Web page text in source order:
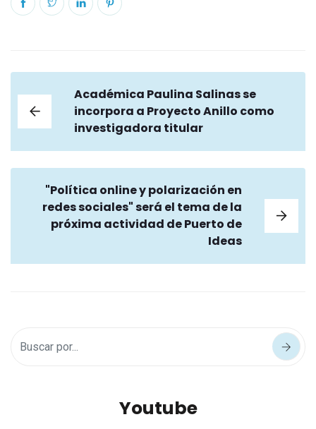
Académica Paulina Salinas se
incorpora a Proyecto Anillo como
investigadora titular
"Política online y polarización en
redes sociales" será el tema de la
próxima actividad de Puerto de
Ideas
Youtube